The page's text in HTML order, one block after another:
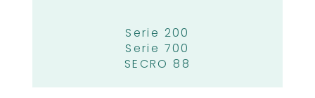
Serie 200
Serie 700
SECRO 88